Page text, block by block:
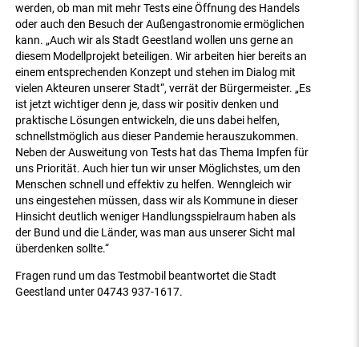
werden, ob man mit mehr Tests eine Öffnung des Handels
oder auch den Besuch der Außengastronomie ermöglichen
kann. „Auch wir als Stadt Geestland wollen uns gerne an
diesem Modellprojekt beteiligen. Wir arbeiten hier bereits an
einem entsprechenden Konzept und stehen im Dialog mit
vielen Akteuren unserer Stadt“, verrät der Bürgermeister. „Es
ist jetzt wichtiger denn je, dass wir positiv denken und
praktische Lösungen entwickeln, die uns dabei helfen,
schnellstmöglich aus dieser Pandemie herauszukommen.
Neben der Ausweitung von Tests hat das Thema Impfen für
uns Priorität. Auch hier tun wir unser Möglichstes, um den
Menschen schnell und effektiv zu helfen. Wenngleich wir
uns eingestehen müssen, dass wir als Kommune in dieser
Hinsicht deutlich weniger Handlungsspielraum haben als
der Bund und die Länder, was man aus unserer Sicht mal
überdenken sollte.“
Fragen rund um das Testmobil beantwortet die Stadt
Geestland unter 04743 937-1617.